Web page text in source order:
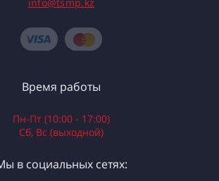
Время работы
Пн-Пт (10:00 - 17:00)
Сб, Вс (выходной)
в социальных сетях: